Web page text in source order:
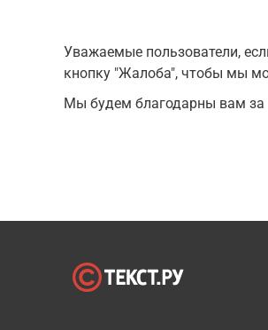
Уважаемые пользователи,
кнопку "Жалоба", чтобы мы
Мы будем благодарны вам за